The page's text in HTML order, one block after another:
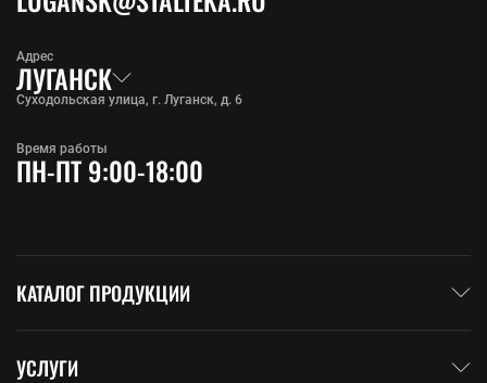
Адрес
ЛУГАНСК
Суходольская улица, г. Луганск, д. 6
Время работы
ПН-ПТ 9:00-18:00
КАТАЛОГ ПРОДУКЦИИ
УСЛУГИ